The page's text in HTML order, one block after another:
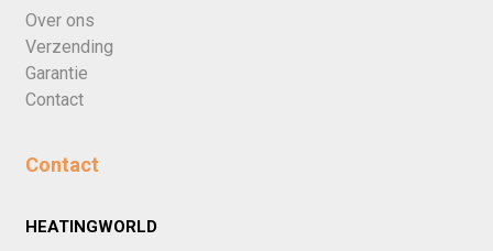
Over ons
Verzending
Garantie
Contact
Contact
HEATINGWORLD